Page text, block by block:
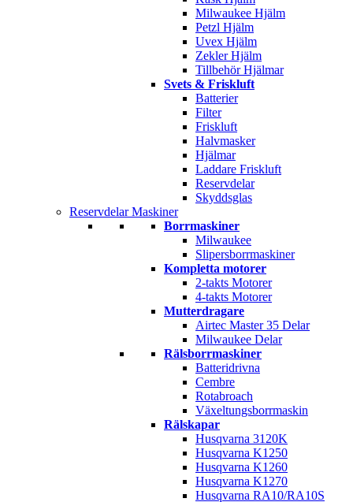
Milwaukee Hjälm
Petzl Hjälm
Uvex Hjälm
Zekler Hjälm
Tillbehör Hjälmar
Svets & Friskluft
Batterier
Filter
Friskluft
Halvmasker
Hjälmar
Laddare Friskluft
Reservdelar
Skyddsglas
Reservdelar Maskiner
Borrmaskiner
Milwaukee
Slipersborrmaskiner
Kompletta motorer
2-takts Motorer
4-takts Motorer
Mutterdragare
Airtec Master 35 Delar
Milwaukee Delar
Rälsborrmaskiner
Batteridrivna
Cembre
Rotabroach
Växeltungsborrmaskin
Rälskapar
Husqvarna 3120K
Husqvarna K1250
Husqvarna K1260
Husqvarna K1270
Husqvarna RA10/RA10S